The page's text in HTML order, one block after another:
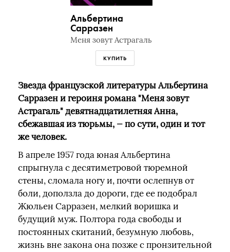
Альбертина
Сарразен
Меня зовут Астрагаль
КУПИТЬ
Звезда французской литературы Альбертина
Сарразен и героиня романа "Меня зовут
Астрагаль" девятнадцатилетняя Анна,
сбежавшая из тюрьмы, — по сути, один и тот
же человек.
В апреле 1957 года юная Альбертина
спрыгнула с десятиметровой тюремной
стены, сломала ногу и, почти ослепнув от
боли, доползла до дороги, где ее подобрал
Жюльен Сарразен, мелкий воришка и
будущий муж. Полтора года свободы и
постоянных скитаний, безумную любовь,
жизнь вне закона она позже с пронзительной